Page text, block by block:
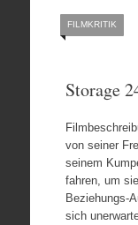
FILMKRITIK
Storage
von seiner
seinem
fahren, um
Beziehungs-
sich